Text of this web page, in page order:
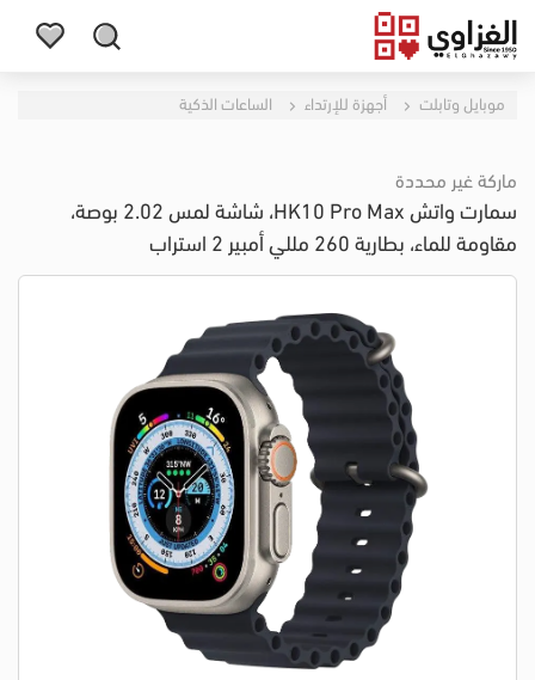
موبايل وتابلت أجهزة للإرتداء الساعات الذكية
ماركة غير محددة
سمارت واتش HK10 Pro Max، شاشة لمس 2.02 بوصة،
مقاومة للماء، بطارية 260 مللي أمبير 2 استراب